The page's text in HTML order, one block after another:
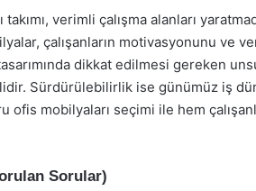
takımı, verimli çalışma alanları
çalışanların motivasyonunu ve
dikkat edilmesi gereken
Sürdürülebilirlik ise günümüz iş
ofis mobilyaları seçimi ile hem
Sorular)